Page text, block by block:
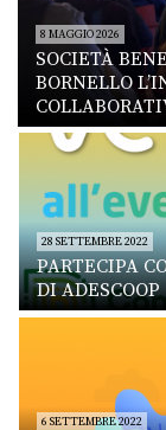
8 MAGGIO 2026
SOCIETÀ
BORNELLO
28 SETTEMBRE 2022
PARTECIPA
DI ADESCOOP
6 SETTEMBRE 2022